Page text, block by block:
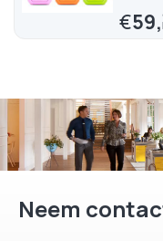
€59,
Neem